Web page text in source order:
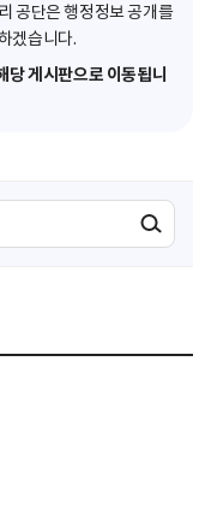
공단은 행정정보 공개를
겠습니다.
게시판으로 이동됩니
검색실행